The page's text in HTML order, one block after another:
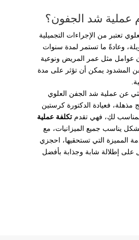
عملية شد الجفون؟
تعتبر من الإجراءات التجميلية
وعادةً ما تستمر لمدة سنوات
عوامل مثل عمر المريض ونوعية
المشدود يمكن أن تؤثر على مدة
عن عملية شد الجفن العلوي
مذهلة، فعيادة الدكتورة كرستين
لكِ، فهي تقدم تكلفة عملية
يناسب جميع الميزانيات، مع
المميزة التي تستحقيها، احجزي
إطلالة شابة وجذابة بأفضل